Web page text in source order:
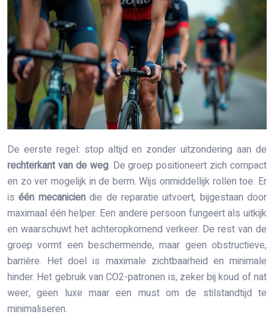
De eerste regel: stop altijd en zonder uitzondering aan de
rechterkant van de weg. De groep positioneert zich compact
en zo ver mogelijk in de berm. Wijs onmiddellijk rollen toe. Er
iséén mecaniciendie de reparatie uitvoert, bijgestaan door
maximaal één helper. Een andere persoon fungeert als uitkijk
en waarschuwt het achteropkomend verkeer. De rest van de
groep vormt een beschermende, maar geen obstructieve,
barrière. Het doel is maximale zichtbaarheid en minimale
hinder. Het gebruik van CO2-patronen is, zeker bij koud of nat
weer, geen luxe maar een must om de stilstandtijd te
minimaliseren.